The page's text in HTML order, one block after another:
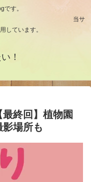
です。
しています。
！
終回】植物園
場所も